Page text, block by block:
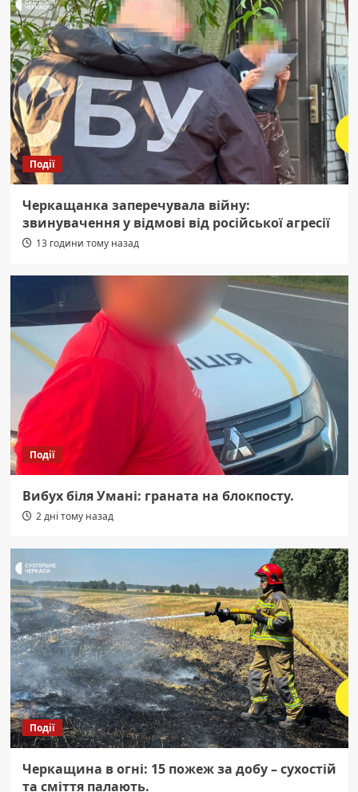
Події
Черкащанка заперечувала війну:
звинувачення у відмові від російської агресії
13 години тому назад
Події
Вибух біля Умані: граната на блокпосту.
2 дні тому назад
Події
Черкащина в огні: 15 пожеж за добу – сухостій
та сміття палають.